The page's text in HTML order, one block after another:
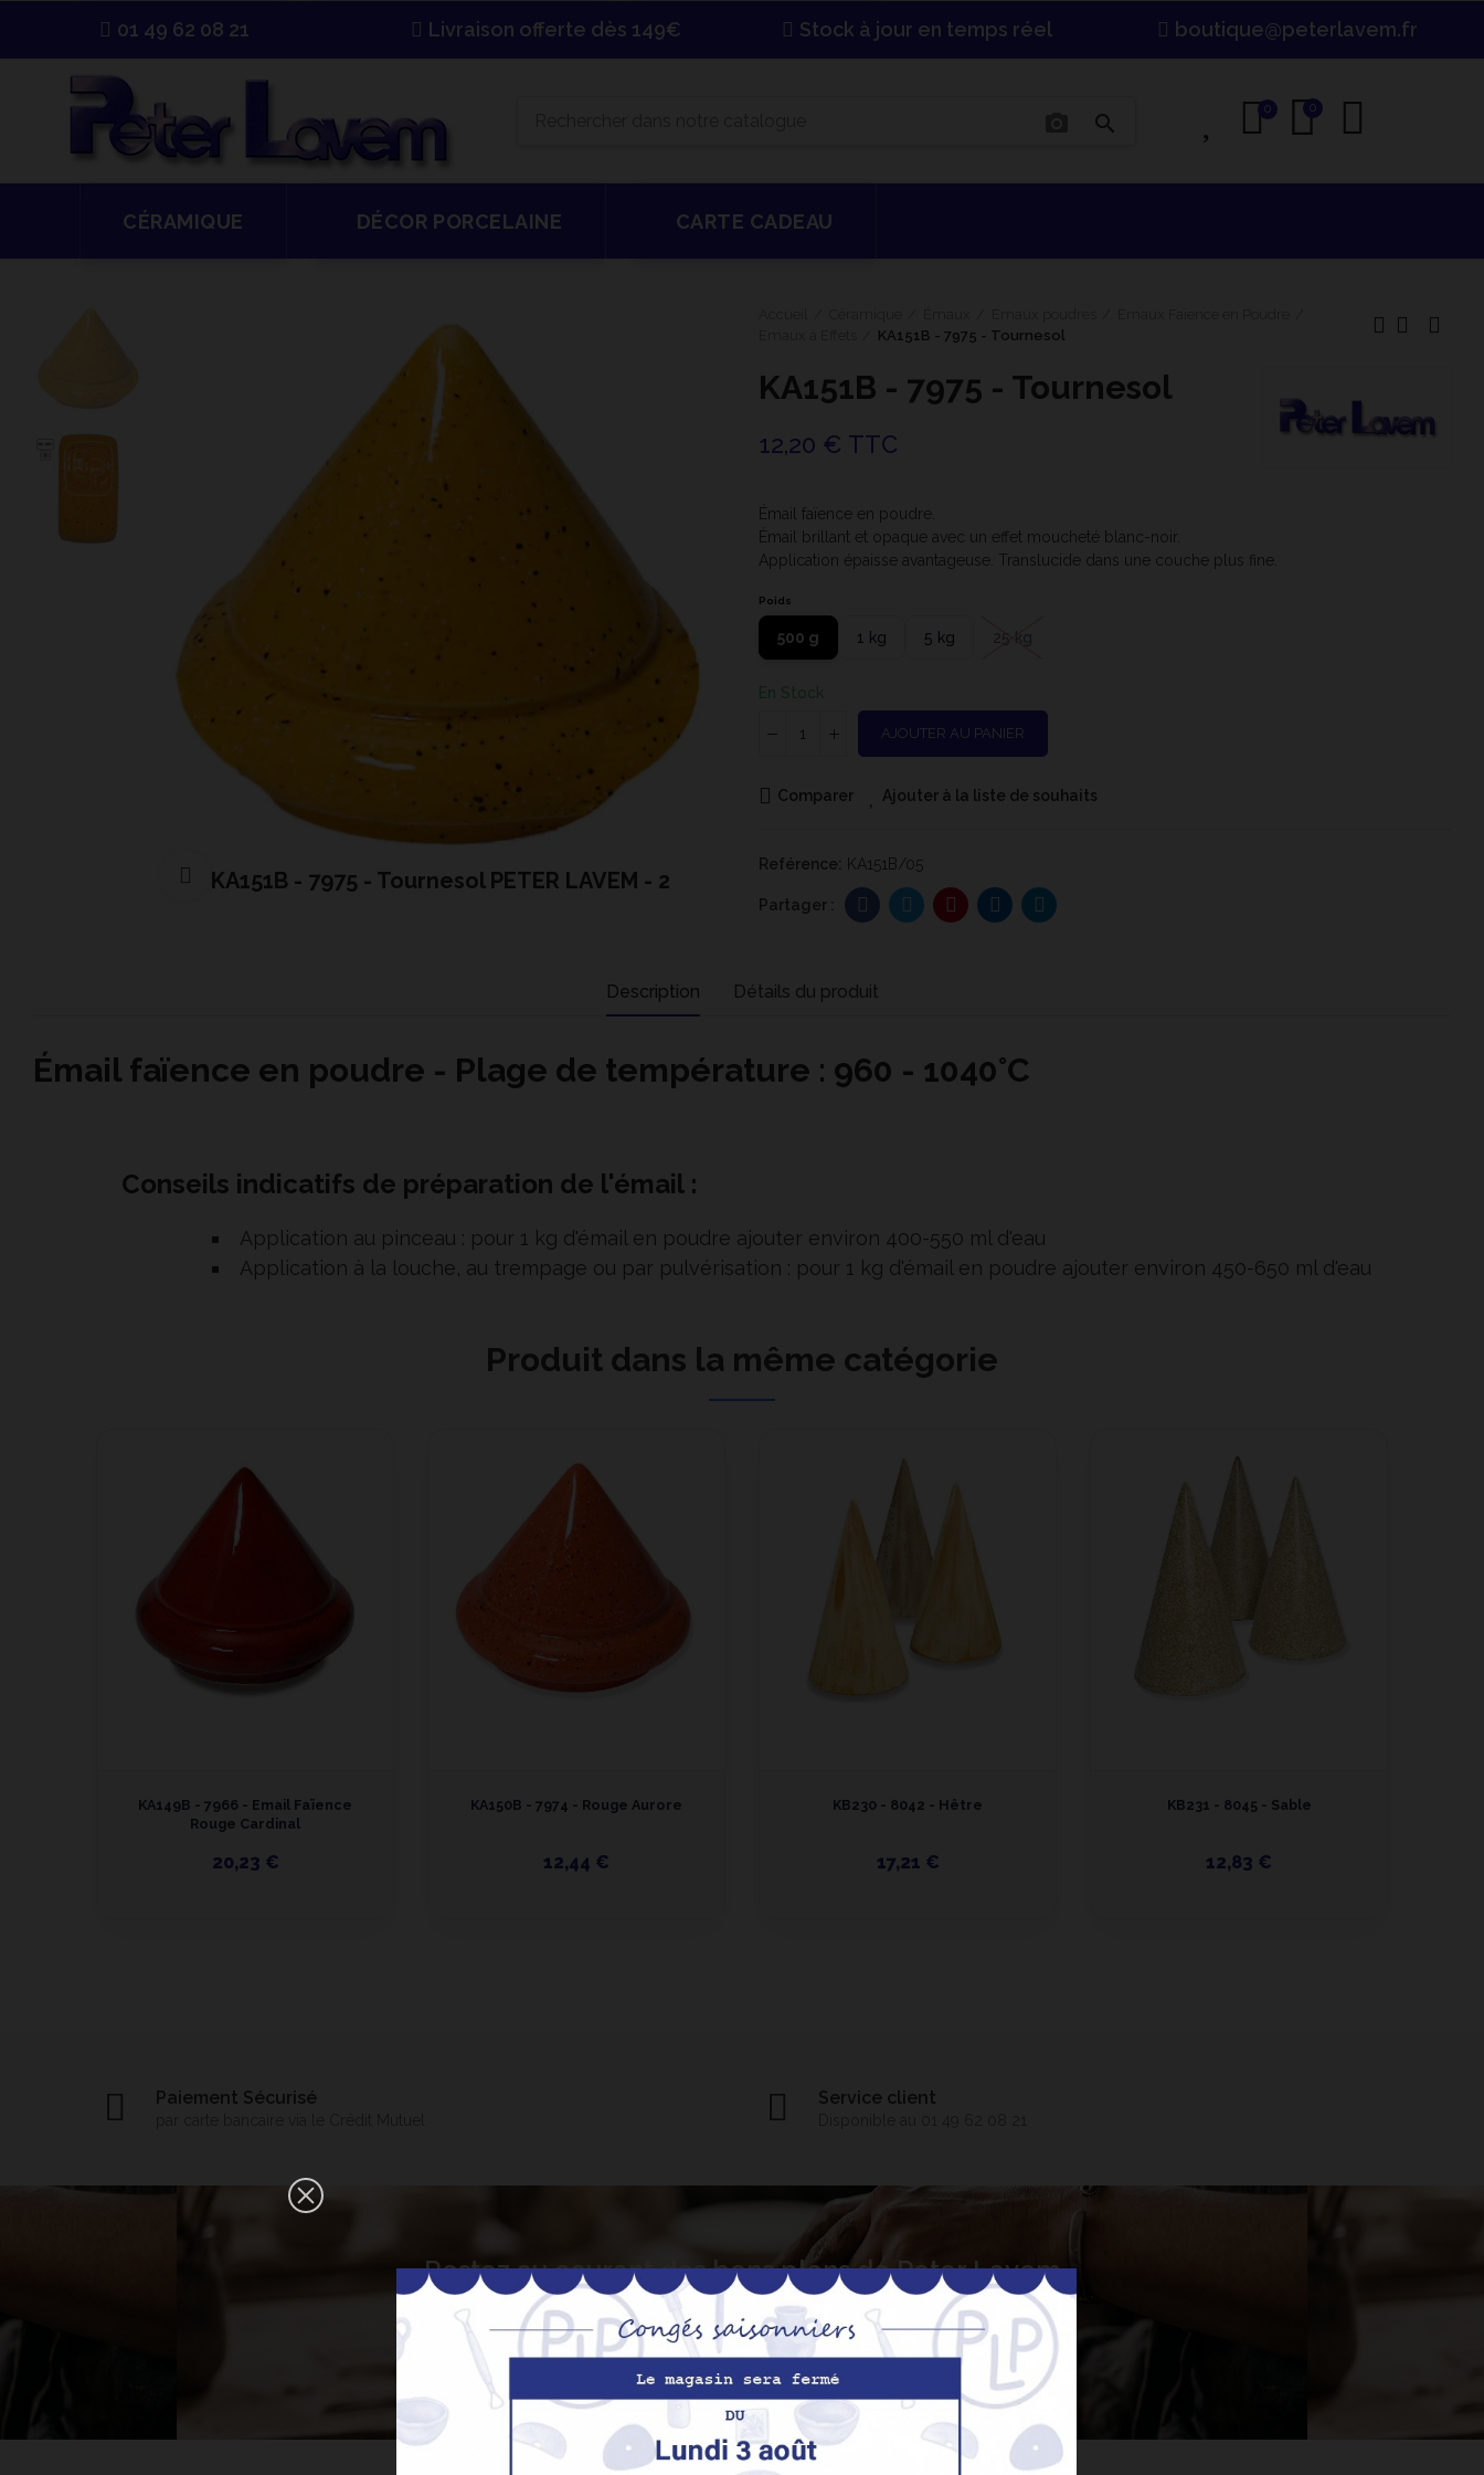
01 49 62 08 21 Livraison offerte dès 149€ Stock à jour en temps réel boutique@peterlavem.fr
search
0 0
CÉRAMIQUE DÉCOR PORCELAINE CARTE CADEAU
KA151B - 7975 - Tournesol PETER LAVEM - 2 KA151B - 7975 - Tournesol PETER LAVEM - 1
Cliquer pour agrandir
KA151B - 7975 - Tournesol
KA151B - 7975 - Tournesol
12,20 € TTC
Émail faïence en poudre.
Émail brillant et opaque avec un effet moucheté blanc-noir.
Application épaisse avantageuse. Translucide dans une couche plus fine.
Poids
500 g 1 kg 5 kg
En Stock
AJOUTER AU PANIER
Comparer Ajouter à la liste de souhaits
Reférence: KA151B/05
Description Détails du produit
Émail faïence en poudre - Plage de température : 960 - 1040°C
Conseils indicatifs de préparation de l'émail :
Application au pinceau : pour 1 kg d'émail en poudre ajouter environ 400-550 ml d'eau
Application à la louche, au trempage ou par pulvérisation : pour 1 kg d'émail en poudre ajouter environ 450-650 ml d'eau
Produit dans la même catégorie
KA149B - 7966 - Email Faïence
Rouge Cardinal
20,23 €
KA150B - 7974 - Rouge Aurore
12,44 €
KB230 - 8042 - Hêtre
17,21 €
KB231 - 8045 - Sable
12,83 €
Paiement Sécurisé Service client
Restez au courant des bons plans de Peter Lavem
S’abonner